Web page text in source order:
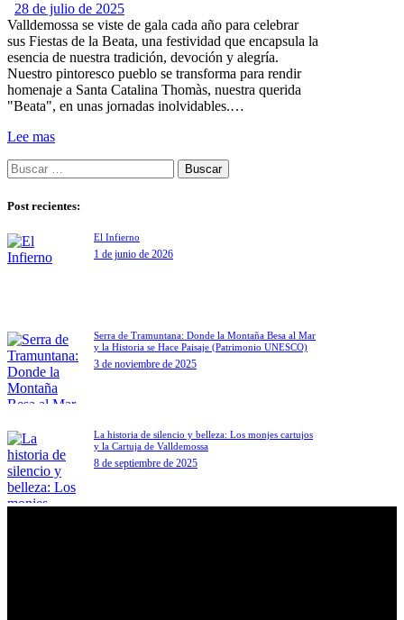
28 de julio de 2025
Valldemossa se viste de gala cada año para celebrar
sus Fiestas de la Beata, una festividad que encapsula la
esencia de nuestra tradición, devoción y alegría.
Nuestro pintoresco pueblo se transforma para rendir
homenaje a Santa Catalina Thomàs, nuestra querida
"Beata", en unas jornadas inolvidables.…
Lee mas
Buscar:
Post recientes:
El Infierno
1 de junio de 2026
Serra de Tramuntana: Donde la Montaña Besa al Mar
y la Historia se Hace Paisaje (Patrimonio UNESCO)
3 de noviembre de 2025
La historia de silencio y belleza: Los monjes cartujos
y la Cartuja de Valldemossa
8 de septiembre de 2025